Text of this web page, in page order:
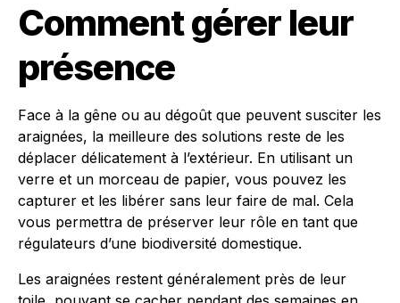
Comment gérer leur
présence
Face à la gêne ou au dégoût que peuvent susciter les
araignées, la meilleure des solutions reste de les
déplacer délicatement à l’extérieur. En utilisant un
verre et un morceau de papier, vous pouvez les
capturer et les libérer sans leur faire de mal. Cela
vous permettra de préserver leur rôle en tant que
régulateurs d’une biodiversité domestique.
Les araignées restent généralement près de leur